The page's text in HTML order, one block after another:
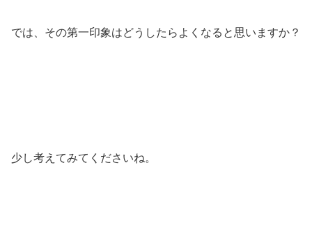
では、その第一印象はどうしたらよくなると思いますか？
少し考えてみてくださいね。